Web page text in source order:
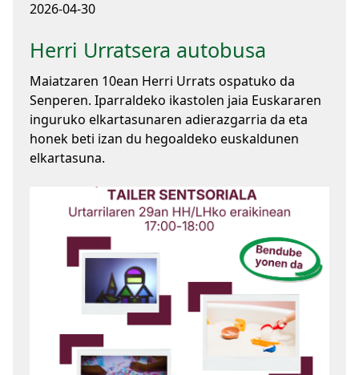
2026-04-30
Herri Urratsera autobusa
Maiatzaren 10ean Herri Urrats ospatuko da
Senperen. Iparraldeko ikastolen jaia Euskararen
inguruko elkartasunaren adierazgarria da eta
honek beti izan du hegoaldeko euskaldunen
elkartasuna.